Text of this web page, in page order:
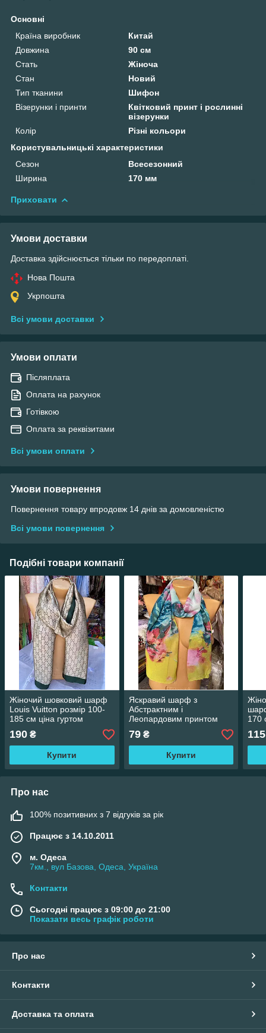
Основні
Країна виробник
Китай
Довжина
90 см
Стать
Жіноча
Стан
Новий
Тип тканини
Шифон
Візерунки і принти
Квітковий принт і рослинні
візерунки
Колір
Різні кольори
Користувальницькі характеристики
Сезон
Всесезонний
Ширина
170 мм
Приховати
Умови доставки
Доставка здійснюється тільки по передоплаті.
Нова Пошта
Укрпошта
Всі умови доставки
Умови оплати
Післяплата
Оплата на рахунок
Готівкою
Оплата за реквізитами
Всі умови оплати
Умови повернення
Повернення товару впродовж 14 днів за домовленістю
Всі умови повернення
Подібні товари компанії
Жіночий шовковий шарф
Louis Vuitton розмір 100-
185 см ціна гуртом
190 ₴
Купити
Яскравий шарф з
Абстрактним і
Леопардовим принтом
жіночий Розмір 50-150 см
Шифон різні кольори ціна
гуртом
79₴
Купити
170
115
Про нас
100% позитивних з 7 відгуків за рік
Працює з 14.10.2011
м. Одеса
7км., вул Базова, Одеса, Україна
Контакти
Сьогодні працює з 09:00 до 21:00
Показати весь графік роботи
Про нас
Контакти
Доставка та оплата